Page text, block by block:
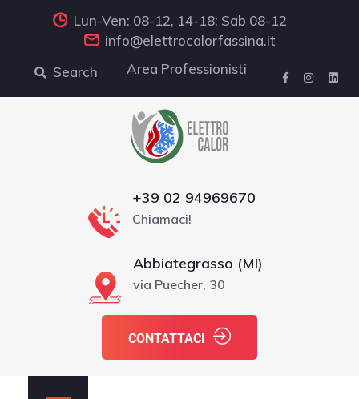
Lun-Ven: 08-12, 14-18; Sab 08-12
info@elettrocalorfassina.it
Search
Area Professionisti
+39 02 94969670
Chiamaci!
Abbiategrasso (MI)
via Puecher, 30
CONTATTACI